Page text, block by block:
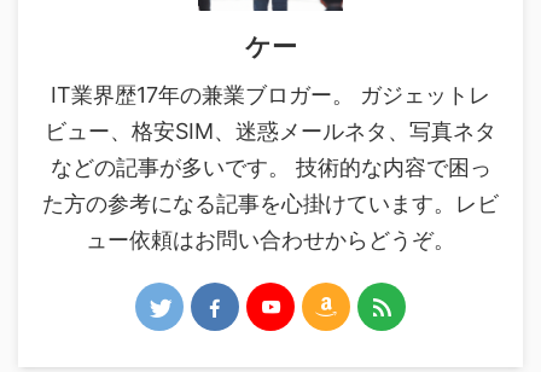
ケー
IT業界歴17年の兼業ブロガー。 ガジェットレ
ビュー、格安SIM、迷惑メールネタ、写真ネタ
などの記事が多いです。 技術的な内容で困っ
た方の参考になる記事を心掛けています。レビ
ュー依頼はお問い合わせからどうぞ。